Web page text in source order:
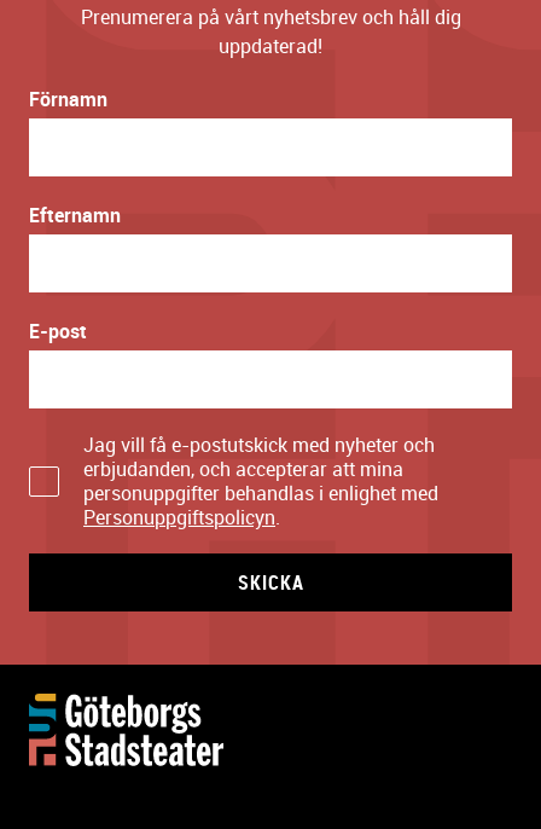
Prenumerera på vårt nyhetsbrev och håll dig
uppdaterad!
Förnamn
Efternamn
E-post
Jag vill få e-postutskick med nyheter och
erbjudanden, och accepterar att mina
personuppgifter behandlas i enlighet med
Personuppgiftspolicyn.
SKICKA